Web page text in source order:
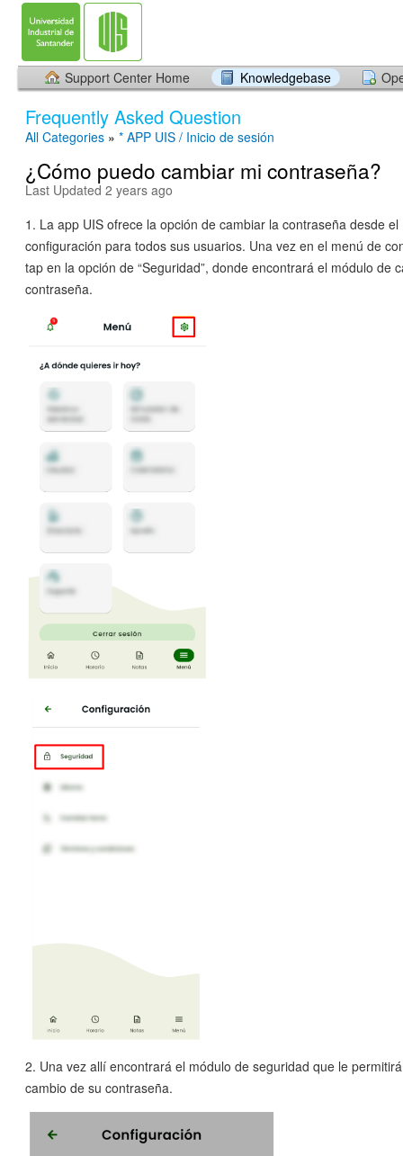
Support Center Home Knowledgebase
Frequently Asked Question
All Categories » * APP UIS / Inicio de sesión
¿Cómo puedo cambiar mi contraseña?
Last Updated 2 years ago
1. La app UIS ofrece la opción de cambiar la contraseña desde el
configuración para todos sus usuarios. Una vez en el menú de
tap en la opción de “Seguridad”, donde encontrará el módulo de
contraseña.
2. Una vez allí encontrará el módulo de seguridad que le
cambio de su contraseña.